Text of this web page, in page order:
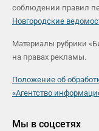
соблюдении правил
Новгородские
Материалы рубрики
на правах рекламы.
Положение об
«Агентство
Мы в соцсетях